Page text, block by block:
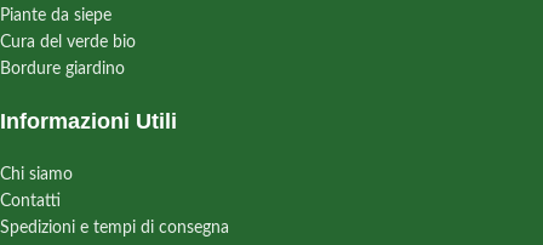
Piante da siepe
Cura del verde bio
Bordure giardino
Informazioni Utili
Chi siamo
Contatti
Spedizioni e tempi di consegna